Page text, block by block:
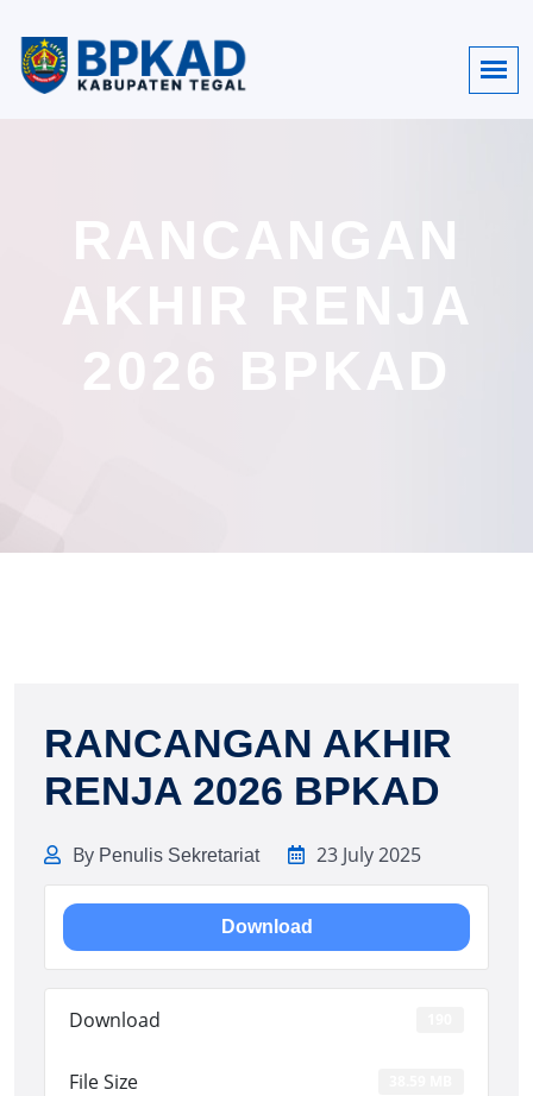
RANCANGAN
AKHIR RENJA
2026 BPKAD
RANCANGAN AKHIR
RENJA 2026 BPKAD
By Penulis Sekretariat 23 July 2025
Download
Download
File Size